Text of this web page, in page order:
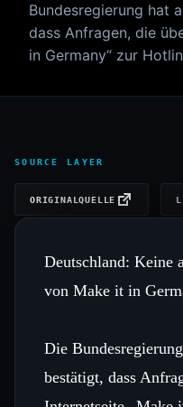
Bundesregierung hat
dass Anfragen, die
in Germany“ zur
SOURCE LAYER
ORIGINALQUELLE
Deutschland: Keine
von Make it in
Die
bestätigt, dass